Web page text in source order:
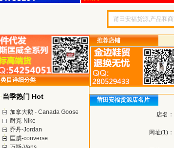
类目详细分类
当季热门 Hot
加拿大鹅 - Canada Goose
耐克-Nike
乔丹-Jordan
匡威-converse
推荐店铺
莆田安福货源店名片
店名：
网址(1)：